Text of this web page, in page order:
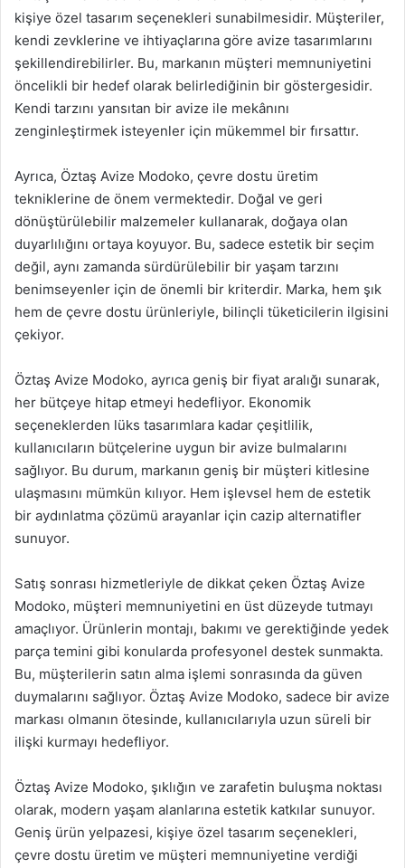
kişiye özel tasarım seçenekleri sunabilmesidir. Müşteriler,
kendi zevklerine ve ihtiyaçlarına göre avize tasarımlarını
şekillendirebilirler. Bu, markanın müşteri memnuniyetini
öncelikli bir hedef olarak belirlediğinin bir göstergesidir.
Kendi tarzını yansıtan bir avize ile mekânını
zenginleştirmek isteyenler için mükemmel bir fırsattır.
Ayrıca, Öztaş Avize Modoko, çevre dostu üretim
tekniklerine de önem vermektedir. Doğal ve geri
dönüştürülebilir malzemeler kullanarak, doğaya olan
duyarlılığını ortaya koyuyor. Bu, sadece estetik bir seçim
değil, aynı zamanda sürdürülebilir bir yaşam tarzını
benimseyenler için de önemli bir kriterdir. Marka, hem şık
hem de çevre dostu ürünleriyle, bilinçli tüketicilerin ilgisini
çekiyor.
Öztaş Avize Modoko, ayrıca geniş bir fiyat aralığı sunarak,
her bütçeye hitap etmeyi hedefliyor. Ekonomik
seçeneklerden lüks tasarımlara kadar çeşitlilik,
kullanıcıların bütçelerine uygun bir avize bulmalarını
sağlıyor. Bu durum, markanın geniş bir müşteri kitlesine
ulaşmasını mümkün kılıyor. Hem işlevsel hem de estetik
bir aydınlatma çözümü arayanlar için cazip alternatifler
sunuyor.
Satış sonrası hizmetleriyle de dikkat çeken Öztaş Avize
Modoko, müşteri memnuniyetini en üst düzeyde tutmayı
amaçlıyor. Ürünlerin montajı, bakımı ve gerektiğinde yedek
parça temini gibi konularda profesyonel destek sunmakta.
Bu, müşterilerin satın alma işlemi sonrasında da güven
duymalarını sağlıyor. Öztaş Avize Modoko, sadece bir avize
markası olmanın ötesinde, kullanıcılarıyla uzun süreli bir
ilişki kurmayı hedefliyor.
Öztaş Avize Modoko, şıklığın ve zarafetin buluşma noktası
olarak, modern yaşam alanlarına estetik katkılar sunuyor.
Geniş ürün yelpazesi, kişiye özel tasarım seçenekleri,
çevre dostu üretim ve müşteri memnuniyetine verdiği